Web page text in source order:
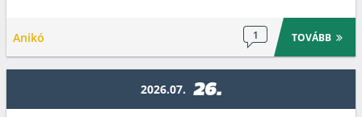
Anikó 1 TOVÁBB
2026.07. 26.